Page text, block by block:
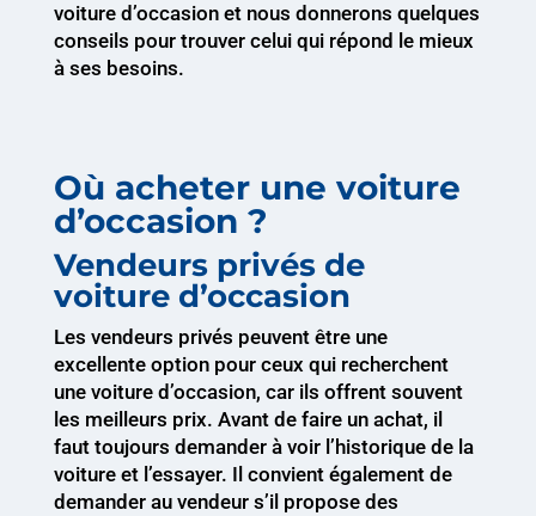
voiture d’occasion et nous donnerons quelques
conseils pour trouver celui qui répond le mieux
à ses besoins.
Où acheter une voiture
d’occasion ?
Vendeurs privés de
voiture d’occasion
Les vendeurs privés peuvent être une
excellente option pour ceux qui recherchent
une voiture d’occasion, car ils offrent souvent
les meilleurs prix. Avant de faire un achat, il
faut toujours demander à voir l’historique de la
voiture et l’essayer. Il convient également de
demander au vendeur s’il propose des